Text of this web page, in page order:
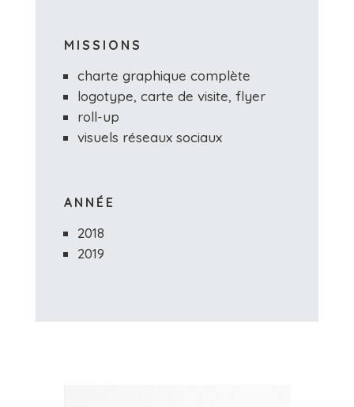
MISSIONS
charte graphique complète
logotype, carte de visite, flyer
roll-up
visuels réseaux sociaux
ANNÉE
2018
2019